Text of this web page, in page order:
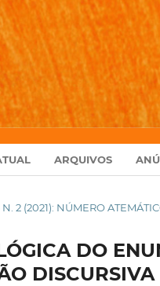
ARQUIVOS
N. 2 (2021): NÚMERO
DO